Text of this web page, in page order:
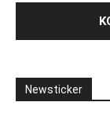
Newsticker